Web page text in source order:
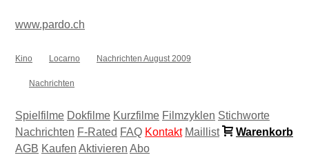
www.pardo.ch
Kino Locarno Nachrichten August 2009
Nachrichten
Spielfilme Dokfilme Kurzfilme Filmzyklen Stichworte
Nachrichten F-Rated FAQ Kontakt Maillist
Warenkorb
AGB Kaufen Aktivieren Abo